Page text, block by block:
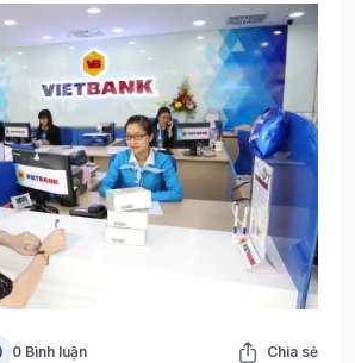
0 Bình luận Chia sẻ